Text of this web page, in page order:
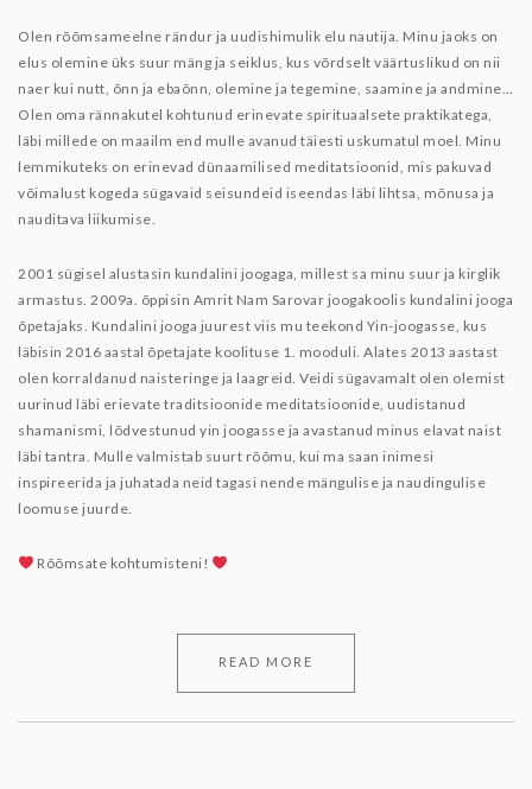
Olen rõõmsameelne rändur ja uudishimulik elu nautija. Minu jaoks on
elus olemine üks suur mäng ja seiklus, kus võrdselt väärtuslikud on nii
naer kui nutt, õnn ja ebaõnn, olemine ja tegemine, saamine ja andmine…
Olen oma rännakutel kohtunud erinevate spirituaalsete praktikatega,
läbi millede on maailm end mulle avanud täiesti uskumatul moel. Minu
lemmikuteks on erinevad dünaamilised meditatsioonid, mis pakuvad
võimalust kogeda sügavaid seisundeid iseendas läbi lihtsa, mõnusa ja
nauditava liikumise.
2001 sügisel alustasin kundalini joogaga, millest sa minu suur ja kirglik
armastus. 2009a. õppisin Amrit Nam Sarovar joogakoolis kundalini jooga
õpetajaks. Kundalini jooga juurest viis mu teekond Yin-joogasse, kus
läbisin 2016 aastal õpetajate koolituse 1. mooduli. Alates 2013 aastast
olen korraldanud naisteringe ja laagreid. Veidi sügavamalt olen olemist
uurinud läbi erievate traditsioonide meditatsioonide, uudistanud
shamanismi, lõdvestunud yin joogasse ja avastanud minus elavat naist
läbi tantra. Mulle valmistab suurt rõõmu, kui ma saan inimesi
inspireerida ja juhatada neid tagasi nende mängulise ja naudingulise
loomuse juurde.
Rõõmsate kohtumisteni!
READ MORE